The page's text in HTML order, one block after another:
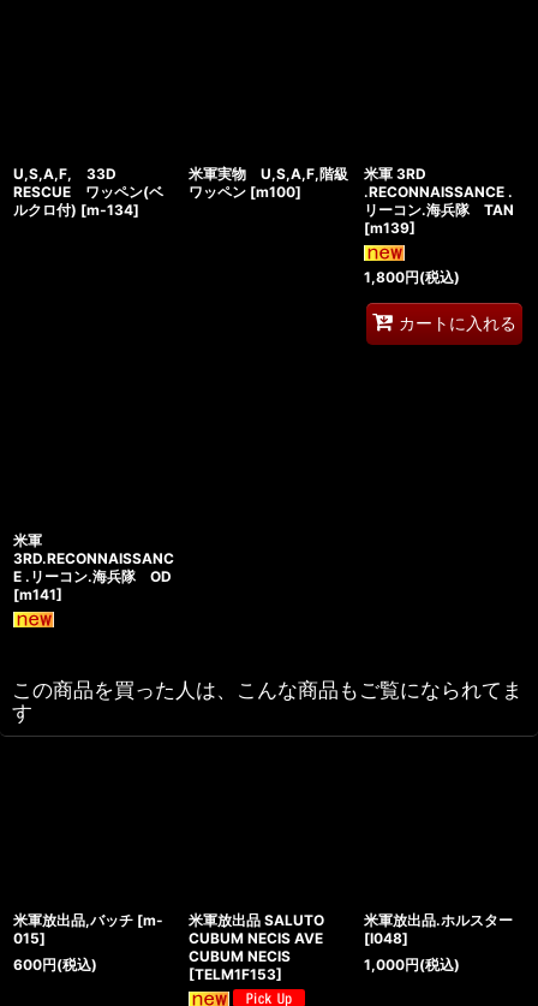
U,S,A,F, 33D
RESCUE ワッペン(ベ
ルクロ付) [m‐134]
米軍実物 U,S,A,F,階級
ワッペン [m100]
米軍 3RD
.RECONNAISSANCE .
リーコン.海兵隊 TAN
[m139]
1,800円(税込)
カートに入れる
米軍
3RD.RECONNAISSANC
E .リーコン.海兵隊 OD
[m141]
この商品を買った人は、こんな商品もご覧になられてま
す
米軍放出品,バッチ [m-
015]
600円(税込)
米軍放出品 SALUTO
CUBUM NECIS AVE
CUBUM NECIS
[TELM1F153]
米軍放出品.ホルスター
[I048]
1,000円(税込)